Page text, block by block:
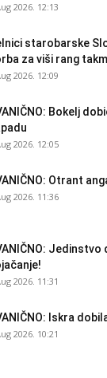
2026. 12:13
starobarske
za viši rang
2026. 12:09
Bokelj
2026. 12:05
Otrant
2026. 11:36
2026. 11:31
Iskra
2026. 10:21